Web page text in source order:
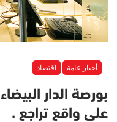
أخبار عامة اقتصاد
بورصة الدار
على واقع تراجع .